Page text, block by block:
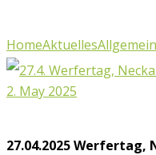
HomeAktuellesAllgemein
2. May 2025
27.04.2025 Werfertag,